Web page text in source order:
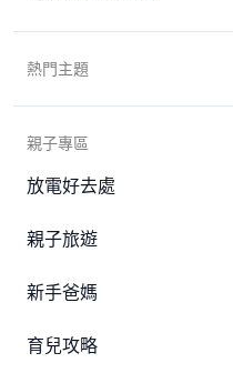
熱門主題
親子專區
放電好去處
親子旅遊
新手爸媽
育兒攻略